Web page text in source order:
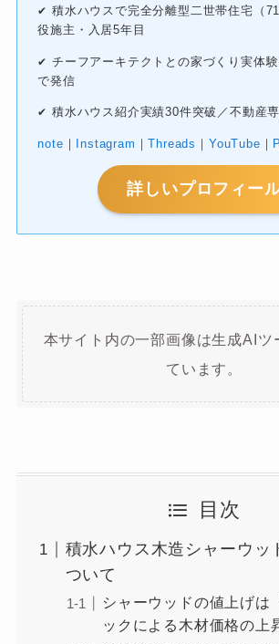
✔ 積水ハウスで完全分離型二世帯住宅（
役施主・入居5年目
✔ チーフアーキテクトとの家づくり実体
で発信
✔ 積水ハウス紹介実績30件突破／不動産
note ｜ Instagram ｜Threads ｜ YouTube ｜
詳しいプロフィー
本サイト内の一部画像は生成AIツ
ています。
目次
積水ハウス木造シャーウッ
ついて
シャーウッドの値上げは
ックによる木材価格の上